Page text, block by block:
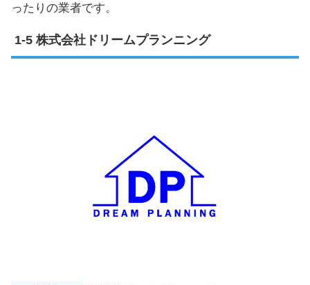
ったりの業者です。
株式会社ドリームプランニング